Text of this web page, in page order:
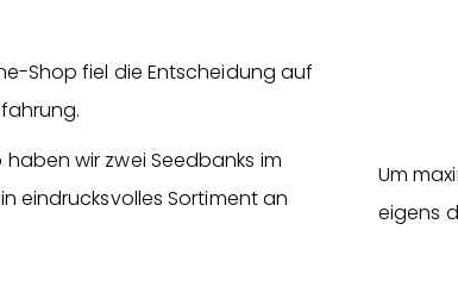
Shop fiel die Entscheidung auf
wir zwei Seedbanks im
eindrucksvolles Sortiment an
Um
eigens